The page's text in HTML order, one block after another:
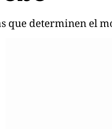
que determinen el